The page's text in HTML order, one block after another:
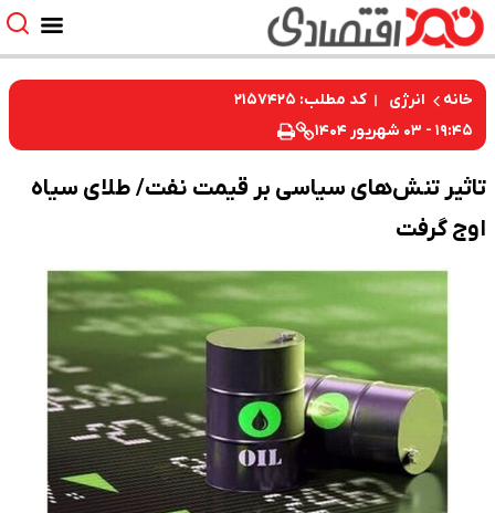
خانه انرژی
کد مطلب: ۲۱۵۷۴۲۵
۱۹:۴۵ - ۰۳ شهریور ۱۴۰۴
تاثیر تنش‌های سیاسی بر قیمت نفت/ طلای سیاه
اوج گرفت